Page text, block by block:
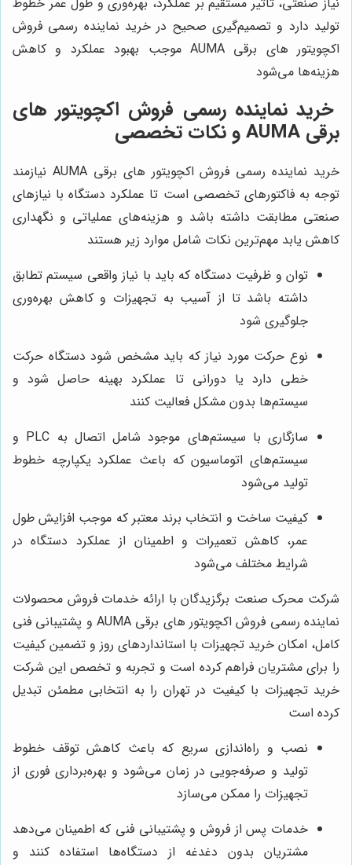
تولید دارد و تصمیم‌گیری صحیح در خرید نماینده رسمی فروش
اکچویتور های برقی AUMA موجب بهبود عملکرد و کاهش
هزینه‌ها می‌شود
خرید نماینده رسمی فروش اکچویتور های
برقی AUMA و نکات تخصصی
خرید نماینده رسمی فروش اکچویتور های برقی AUMA نیازمند
توجه به فاکتورهای تخصصی است تا عملکرد دستگاه با نیازهای
صنعتی مطابقت داشته باشد و هزینه‌های عملیاتی و نگهداری
کاهش یابد مهم‌ترین نکات شامل موارد زیر هستند
توان و ظرفیت دستگاه که باید با نیاز واقعی سیستم تطابق
داشته باشد تا از آسیب به تجهیزات و کاهش بهره‌وری
جلوگیری شود
نوع حرکت مورد نیاز که باید مشخص شود دستگاه حرکت
خطی دارد یا دورانی تا عملکرد بهینه حاصل شود و
سیستم‌ها بدون مشکل فعالیت کنند
سازگاری با سیستم‌های موجود شامل اتصال به PLC و
سیستم‌های اتوماسیون که باعث عملکرد یکپارچه خطوط
تولید می‌شود
کیفیت ساخت و انتخاب برند معتبر که موجب افزایش طول
عمر، کاهش تعمیرات و اطمینان از عملکرد دستگاه در
شرایط مختلف می‌شود
شرکت محرک صنعت برگزیدگان با ارائه خدمات فروش محصولات
نماینده رسمی فروش اکچویتور های برقی AUMA و پشتیبانی فنی
کامل، امکان خرید تجهیزات با استانداردهای روز و تضمین کیفیت
را برای مشتریان فراهم کرده است و تجربه و تخصص این شرکت
خرید تجهیزات با کیفیت در تهران را به انتخابی مطمئن تبدیل
کرده است
نصب و راه‌اندازی سریع که باعث کاهش توقف خطوط
تولید و صرفه‌جویی در زمان می‌شود و بهره‌برداری فوری از
تجهیزات را ممکن می‌سازد
خدمات پس از فروش و پشتیبانی فنی که اطمینان می‌دهد
مشتریان بدون دغدغه از دستگاه‌ها استفاده کنند و